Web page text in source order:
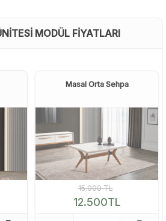
MODÜL FIYATLARI
Masal Orta Sehpa
15.000TL
12.500TL